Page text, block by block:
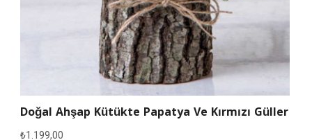
Doğal Ahşap Kütükte Papatya Ve Kırmızı Güller
₺1.199,00